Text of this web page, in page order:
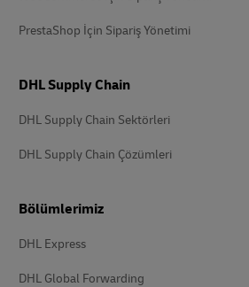
PrestaShop İçin Sipariş Yönetimi
DHL Supply Chain
DHL Supply Chain Sektörleri
DHL Supply Chain Çözümleri
Bölümlerimiz
DHL Express
DHL Global Forwarding